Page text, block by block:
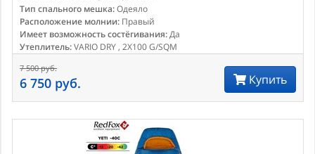
Тип спального мешка:Одеяло
Расположение молнии: Правый
Имеет возможность состёгивания:Да
Утеплитель:VARIO DRY , 2X100 G/SQM
7 500 руб.
6 750 руб. Купить